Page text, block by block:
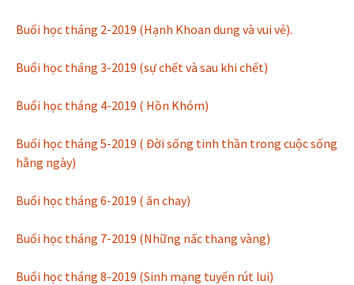
Buổi học tháng 2-2019 (Hạnh Khoan dung và vui vẻ).
Buổi học tháng 3-2019 (sự chết và sau khi chết)
Buổi học tháng 4-2019 ( Hồn Khóm)
Buổi học tháng 5-2019 ( Đời sống tinh thần trong cuộc sống
hằng ngày)
Buổi học tháng 6-2019 ( ăn chay)
Buổi học tháng 7-2019 (Những nấc thang vàng)
Buổi học tháng 8-2019 (Sinh mạng tuyến rút lui)